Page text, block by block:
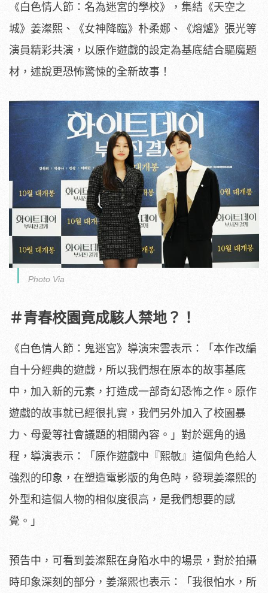
《白色情人節：名為迷宮的學校》，集結《天空之
城》姜澯熙、《女神降臨》朴柔娜、《熔爐》張光等
演員精彩共演，以原作遊戲的設定為基底結合驅魔題
材，述說更恐怖驚悚的全新故事！
Photo Via
＃青春校園竟成駭人禁地？！
《白色情人節：鬼迷宮》導演宋雲表示：「 本作改編
自十分經典的遊戲，所以我們想在原本的故事基底
中， 加入新的元素，打造成一部奇幻恐怖之作。 原作
遊戲的故事就已經很扎實，我們另外加入了校園暴
力、 母愛等社會議題的相關內容。」對於選角的過
程，導演表示：「 原作遊戲中『熙敏』這個角色給人
強烈的印象， 在塑造電影版的角色時， 發現姜澯熙的
外型和這個人物的相似度很高，是我們想要的感
覺。」
預告中， 可看到姜澯熙在身陷水中的場景，對於拍攝
時印象深刻的部分， 姜澯熙也表示：「我很怕水，所